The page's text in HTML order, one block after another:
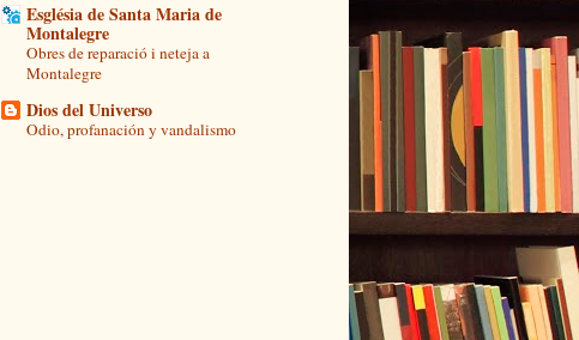
Església de Santa Maria de
Montalegre
Obres de reparació i neteja a
Montalegre
Dios del Universo
Odio, profanación y vandalismo